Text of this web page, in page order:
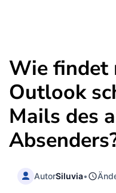
Wie findet
Outlook
Mails des
AutorSiluvia•